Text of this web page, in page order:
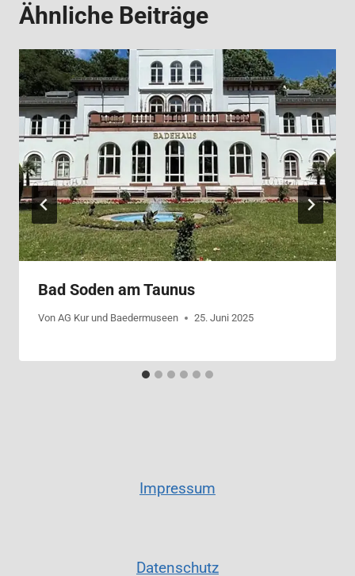
Ähnliche Beiträge
Bad Soden am Taunus
Von AG Kur und Baedermuseen 25. Juni 2025
Impressum
Datenschutz